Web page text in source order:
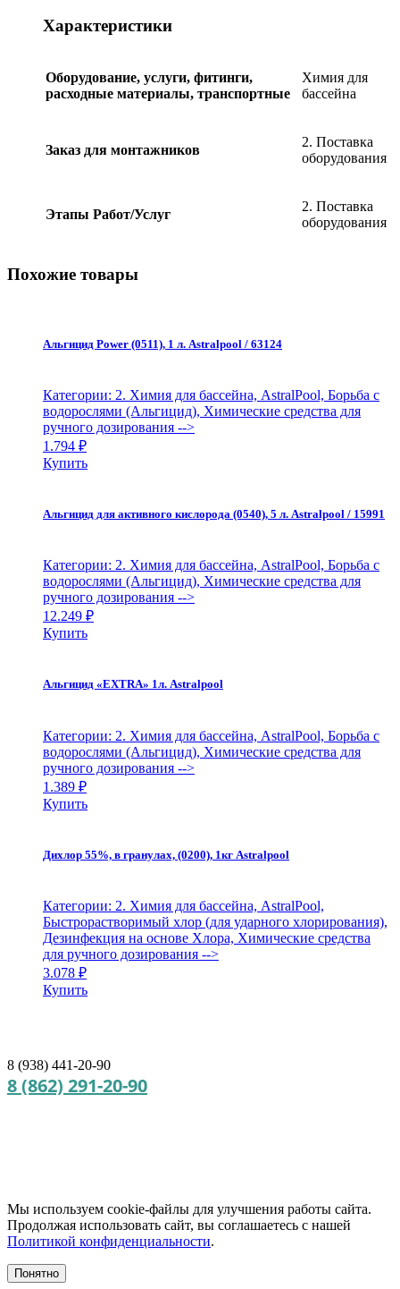
Характеристики
Оборудование, услуги, фитинги,
расходные материалы, транспортные
Химия для
бассейна
Заказ для монтажников
2. Поставка
оборудования
Этапы Работ/Услуг
2. Поставка
оборудования
Похожие товары
Альгицид Power (0511), 1 л. Astralpool / 63124
Категории: 2. Химия для бассейна, AstralPool, Борьба с
водорослями (Альгицид), Химические средства для
ручного дозирования -->
1.794 ₽
Купить
Альгицид для активного кислорода (0540), 5 л. Astralpool / 15991
Категории: 2. Химия для бассейна, AstralPool, Борьба с
водорослями (Альгицид), Химические средства для
ручного дозирования -->
12.249 ₽
Купить
Альгицид «EXTRA» 1л. Astralpool
Категории: 2. Химия для бассейна, AstralPool, Борьба с
водорослями (Альгицид), Химические средства для
ручного дозирования -->
1.389 ₽
Купить
Дихлор 55%, в гранулах, (0200), 1кг Astralpool
Категории: 2. Химия для бассейна, AstralPool,
Быстрорастворимый хлор (для ударного хлорирования),
Дезинфекция на основе Хлора, Химические средства
для ручного дозирования -->
3.078 ₽
Купить
8 (938) 441-20-90
8 (862) 291-20-90
Мы используем cookie‑файлы для улучшения работы сайта.
Продолжая использовать сайт, вы соглашаетесь с нашей
Политикой конфиденциальности.
Понятно